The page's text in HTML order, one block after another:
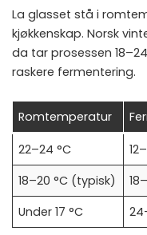
La glasset stå i
kjøkkenskap. Norsk
da tar prosessen
raskere fermentering.
Romtemperatur
22–24 °C
18–20 °C (typisk)
Under 17 °C